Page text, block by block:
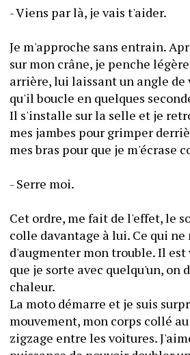
- Viens par là, je vais t'aider.
Je m'approche sans entrain.
sur mon crâne, je penche
arrière, lui laissant un angle de
qu'il boucle en quelques
Il s'installe sur la selle et je
mes jambes pour grimper
mes bras pour que je m'écrase
- Serre moi.
Cet ordre, me fait de l'effet, le
colle davantage à lui. Ce qui ne
d'augmenter mon trouble. Il
que je sorte avec quelqu'un, on
chaleur.
La moto démarre et je suis
mouvement, mon corps collé
zigzage entre les voitures.